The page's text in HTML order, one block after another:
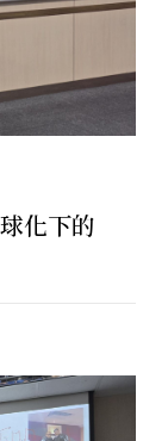
化下的